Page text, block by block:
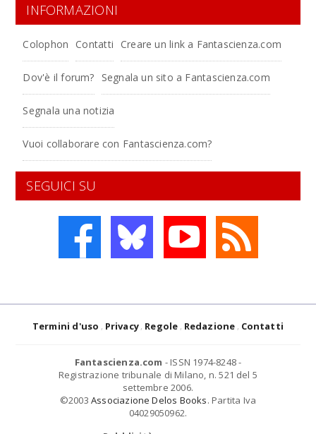
INFORMAZIONI
Colophon Contatti Creare un link a Fantascienza.com
Dov'è il forum? Segnala un sito a Fantascienza.com
Segnala una notizia
Vuoi collaborare con Fantascienza.com?
SEGUICI SU
Termini d'uso Privacy Regole Redazione Contatti
Fantascienza.com - ISSN 1974-8248 -
Registrazione tribunale di Milano, n. 521 del 5
settembre 2006.
©2003 Associazione Delos Books. Partita Iva
04029050962.